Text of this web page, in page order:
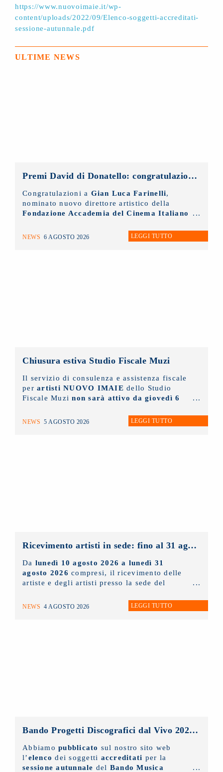
https://www.nuovoimaie.it/wp-
content/uploads/2022/09/Elenco-soggetti-accreditati-
sessione-autunnale.pdf
ULTIME NEWS
Premi David di Donatello: congratulazioni al nuovo direttore artistico, Gian Luca Farinelli
Congratulazioni a Gian Luca Farinelli,
nominato nuovo direttore artistico della
Fondazione Accademia del Cinema Italiano
NUOVO IMAIEè socio sostenitore.
NEWS 6 AGOSTO 2026 LEGGI TUTTO
Chiusura estiva Studio Fiscale Muzi
Il servizio di consulenza e assistenza fiscale
per artisti NUOVO IMAIE dello Studio
Fiscale Muzinon sarà attivo da giovedì 6
NEWS 5 AGOSTO 2026 LEGGI TUTTO
Ricevimento artisti in sede: fino al 31 agosto 2026 solo con appuntamento
Da lunedì 10 agosto 2026 a lunedì 31
agosto 2026 compresi, il ricevimento delle
artiste e degli artisti presso la sede del
esclusivamente tramite appuntamento. Chi
lo desidera può scrivere un'e-mail
NEWS 4 AGOSTO 2026 LEGGI TUTTO
Bando Progetti Discografici dal Vivo 2025 – 2026: pubblicato l’elenco accreditati sessione autunnale
Abbiamo pubblicato sul nostro sito web
l’elenco dei soggetti accreditati per la
sessione autunnale del Bando Musica